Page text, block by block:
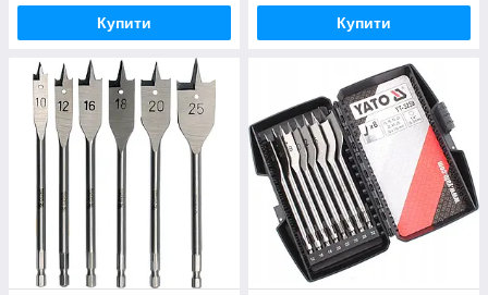
Купити Купити